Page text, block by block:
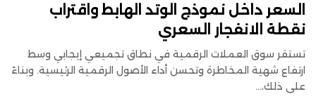
السعر داخل نموذج الوتد الهابط واقتراب
نقطة الانفجار السعري
تستقر سوق العملات الرقمية في نطاق تجميعي إيجابي وسط
ارتفاع شهية المخاطرة وتحسن أداء الأصول الرقمية الرئيسية. وبناءً
على ذلك،…